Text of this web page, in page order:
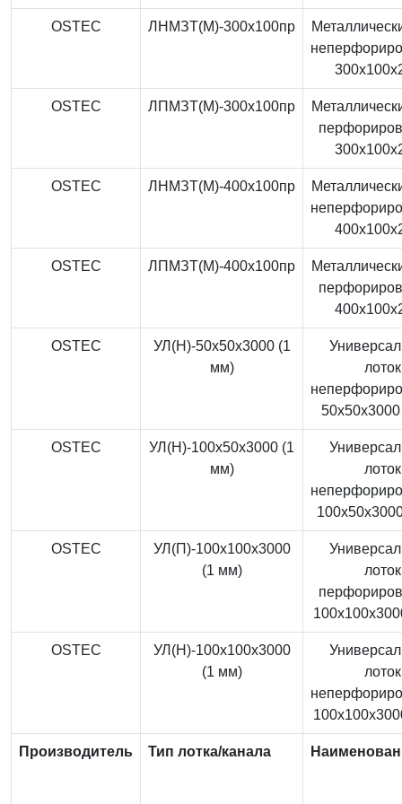
OSTEC ЛНМЗТ(М)-300x100пр
OSTEC ЛПМЗТ(М)-300x100пр
OSTEC ЛНМЗТ(М)-400x100пр
OSTEC ЛПМЗТ(М)-400x100пр
OSTEC
УЛ(Н)-50x50x3000 (1
мм)
лоток
OSTEC
УЛ(Н)-100x50x3000 (1
мм)
лоток
OSTEC
УЛ(П)-100x100x3000
(1 мм)
лоток
OSTEC
УЛ(Н)-100x100x3000
(1 мм)
лоток
Производитель Тип лотка/канала